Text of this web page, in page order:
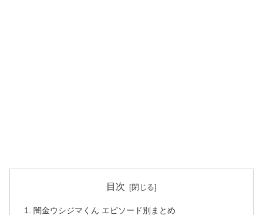
目次
闇金ウシジマくん エピソード別まとめ